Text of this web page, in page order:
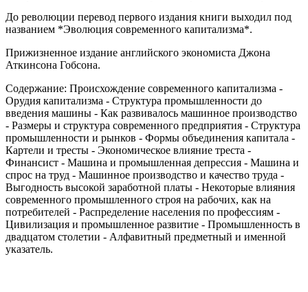
До революции перевод первого издания книги выходил под
названием *Эволюция современного капитализма*.
Прижизненное издание английского экономиста Джона
Аткинсона Гобсона.
Содержание: Происхождение современного капитализма -
Орудия капитализма - Структура промышленности до
введения машины - Как развивалось машинное производство
- Размеры и структура современного предприятия - Структура
промышленности и рынков - Формы объединения капитала -
Картели и тресты - Экономическое влияние треста -
Финансист - Машина и промышленная депрессия - Машина и
спрос на труд - Машинное производство и качество труда -
Выгодность высокой заработной платы - Некоторые влияния
современного промышленного строя на рабочих, как на
потребителей - Распределение населения по профессиям -
Цивилизация и промышленное развитие - Промышленность в
двадцатом столетии - Алфавитный предметный и именной
указатель.